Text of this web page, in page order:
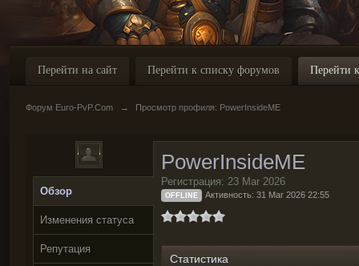
Перейти на сайт Перейти к списку форумов Перейти
Форум Euro-PvP.Com → Просмотр профиля: PowerInsideME
Обзор
Изменения статуса
Репутация
PowerInsideME
Регистрация: 23 Mar 2026
OFFLINE Активность: 31 Mar 2026 22:55
Статистика